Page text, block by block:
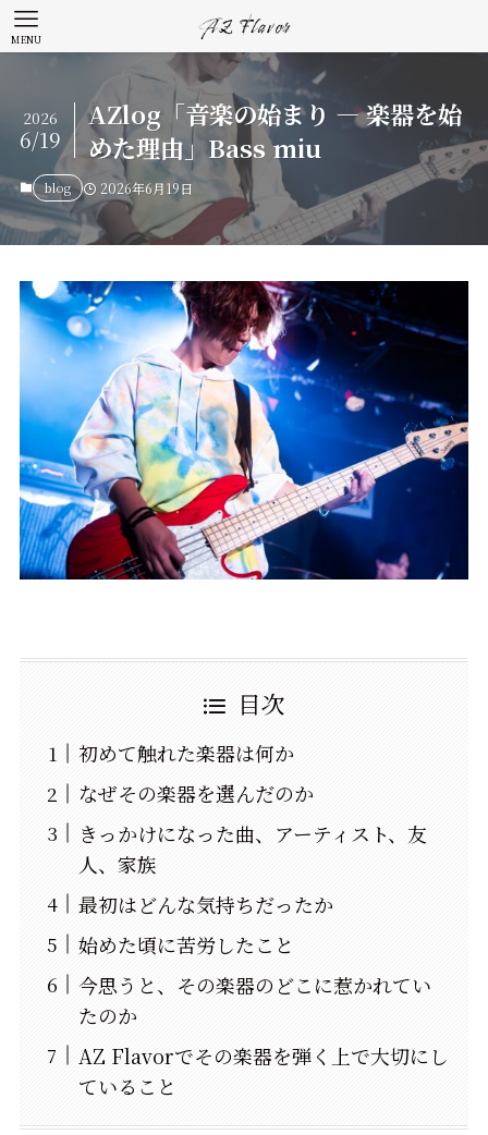
MENU
AZlog「音楽の始まり — 楽器を始
めた理由」Bass miu
2026
6/19
blog 2026年6月19日
目次
初めて触れた楽器は何か
なぜその楽器を選んだのか
きっかけになった曲、アーティスト、友
人、家族
最初はどんな気持ちだったか
始めた頃に苦労したこと
今思うと、その楽器のどこに惹かれてい
たのか
AZ Flavorでその楽器を弾く上で大切にし
ていること